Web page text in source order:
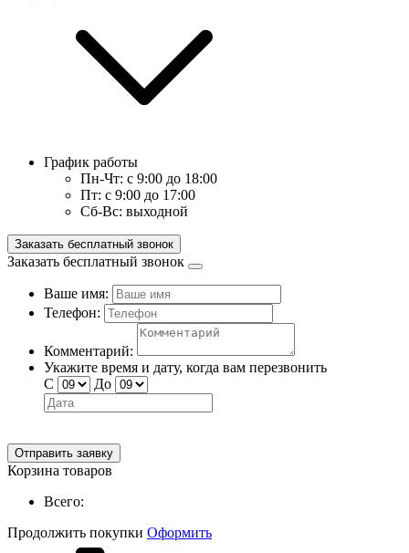
График работы
Пн-Чт: с 9:00 до 18:00
Пт: с 9:00 до 17:00
Сб-Вс: выходной
Заказать бесплатный звонок
Заказать бесплатный звонок
Ваше имя:
Телефон:
Комментарий:
Укажите время и дату, когда вам перезвонить
С
До
Отправить заявку
Корзина товаров
Всего:
Продолжить покупки Оформить